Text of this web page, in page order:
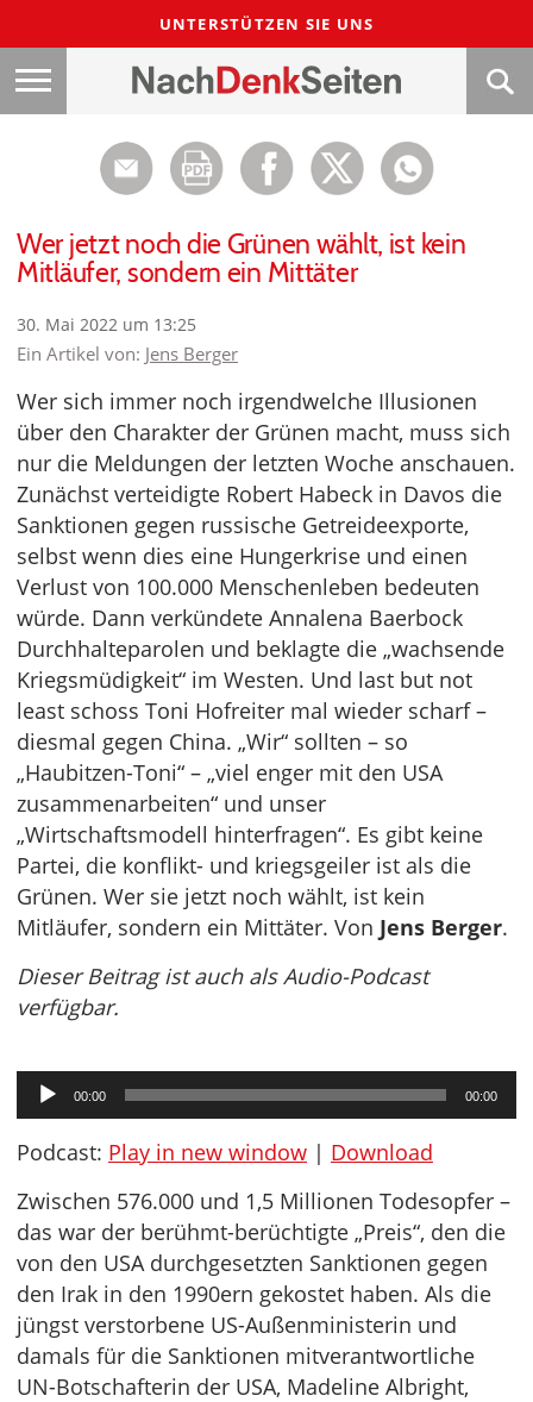
UNTERSTÜTZEN SIE UNS
Wer jetzt noch die Grünen wählt, ist kein
Mitläufer, sondern ein Mittäter
30. Mai 2022 um 13:25
Ein Artikel von: Jens Berger
Wer sich immer noch irgendwelche Illusionen
über den Charakter der Grünen macht, muss sich
nur die Meldungen der letzten Woche anschauen.
Zunächst verteidigte Robert Habeck in Davos die
Sanktionen gegen russische Getreideexporte,
selbst wenn dies eine Hungerkrise und einen
Verlust von 100.000 Menschenleben bedeuten
würde. Dann verkündete Annalena Baerbock
Durchhalteparolen und beklagte die „wachsende
Kriegsmüdigkeit“ im Westen. Und last but not
least schoss Toni Hofreiter mal wieder scharf –
diesmal gegen China. „Wir“ sollten – so
„Haubitzen-Toni“ – „viel enger mit den USA
zusammenarbeiten“ und unser
„Wirtschaftsmodell hinterfragen“. Es gibt keine
Partei, die konflikt- und kriegsgeiler ist als die
Grünen. Wer sie jetzt noch wählt, ist kein
Mitläufer, sondern ein Mittäter. Von Jens Berger.
Dieser Beitrag ist auch als Audio-Podcast
verfügbar.
Audio-
Player
00:00 00:00
Podcast: Play in new window | Download
Zwischen 576.000 und 1,5 Millionen Todesopfer –
das war der berühmt-berüchtigte „Preis“, den die
von den USA durchgesetzten Sanktionen gegen
den Irak in den 1990ern gekostet haben. Als die
jüngst verstorbene US-Außenministerin und
damals für die Sanktionen mitverantwortliche
UN-Botschafterin der USA, Madeline Albright,